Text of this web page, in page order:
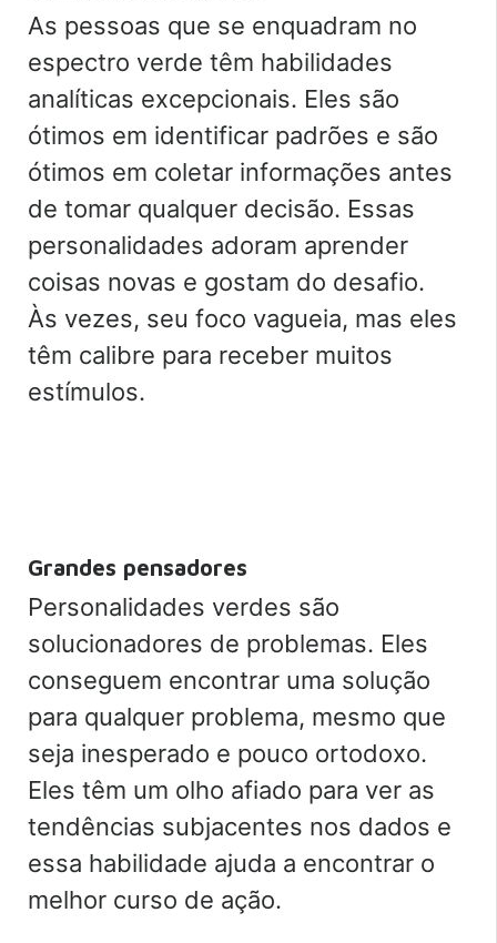
As pessoas que se enquadram no
espectro verde têm habilidades
analíticas excepcionais. Eles são
ótimos em identificar padrões e são
ótimos em coletar informações antes
de tomar qualquer decisão. Essas
personalidades adoram aprender
coisas novas e gostam do desafio.
Às vezes, seu foco vagueia, mas eles
têm calibre para receber muitos
estímulos.
Grandes pensadores
Personalidades verdes são
solucionadores de problemas. Eles
conseguem encontrar uma solução
para qualquer problema, mesmo que
seja inesperado e pouco ortodoxo.
Eles têm um olho afiado para ver as
tendências subjacentes nos dados e
essa habilidade ajuda a encontrar o
melhor curso de ação.